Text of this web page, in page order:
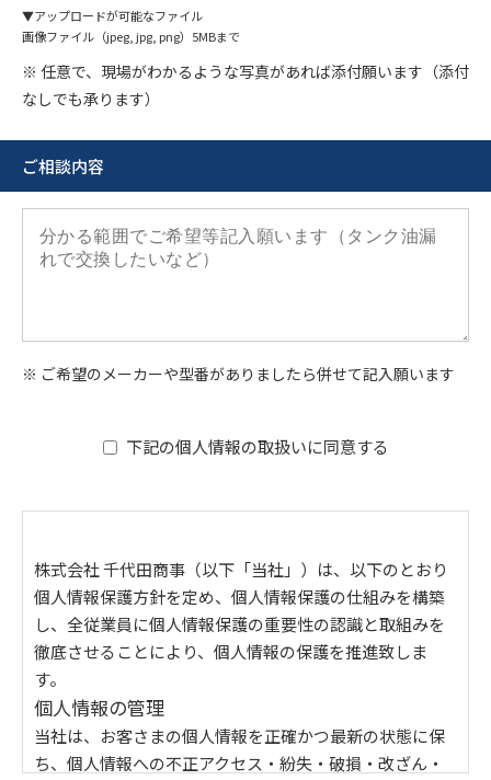
▼アップロードが可能なファイル
画像ファイル（jpeg, jpg, png）5MBまで
※ 任意で、現場がわかるような写真があれば添付願います（添付
なしでも承ります）
ご相談内容
※ ご希望のメーカーや型番がありましたら併せて記入願います
下記の個人情報の取扱いに同意する
株式会社 千代田商事（以下「当社」）は、以下のとおり
個人情報保護方針を定め、個人情報保護の仕組みを構築
し、全従業員に個人情報保護の重要性の認識と取組みを
徹底させることにより、個人情報の保護を推進致しま
す。
個人情報の管理
当社は、お客さまの個人情報を正確かつ最新の状態に保
ち、個人情報への不正アクセス・紛失・破損・改ざん・